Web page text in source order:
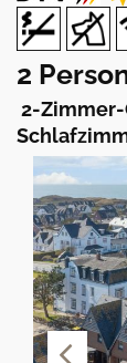
2
2-Zimmer-